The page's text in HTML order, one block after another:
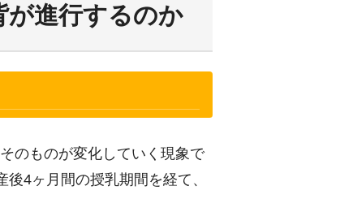
が進行するのか
のものが変化していく現象で
4ヶ月間の授乳期間を経て、